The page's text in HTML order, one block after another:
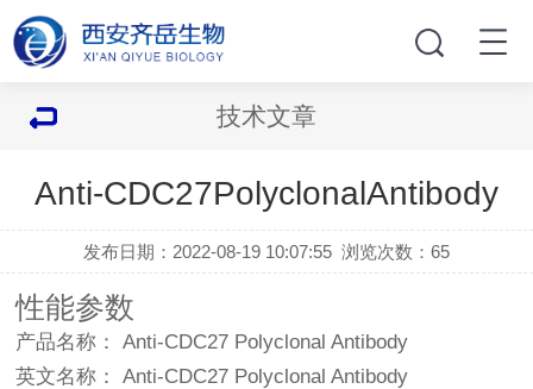
技术文章
Anti-CDC27PolyclonalAntibody
发布日期：2022-08-19 10:07:55 浏览次数：65
性能参数
产品名称： Anti-CDC27 Polyclonal Antibody
英文名称： Anti-CDC27 Polyclonal Antibody